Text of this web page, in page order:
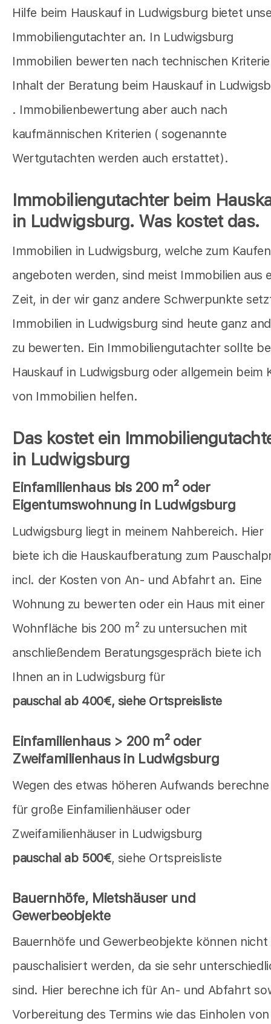
Hilfe beim Hauskauf in Ludwigsburg bietet
Immobiliengutachter an. In Ludwigsburg
Immobilien bewerten nach technischen
Inhalt der Beratung beim Hauskauf in
. Immobilienbewertung aber auch nach
kaufmännischen Kriterien ( sogenannte
Wertgutachten werden auch erstattet).
Immobiliengutachter beim
in Ludwigsburg. Was kostet das.
Immobilien in Ludwigsburg, welche zum Kaufen
angeboten werden, sind meist Immobilien aus
Zeit, in der wir ganz andere Schwerpunkte
Immobilien in Ludwigsburg sind heute ganz
zu bewerten. Ein Immobiliengutachter sollte
Hauskauf in Ludwigsburg oder allgemein beim
von Immobilien helfen.
Das kostet ein
in Ludwigsburg
Einfamilienhaus bis 200 m² oder
Eigentumswohnung in Ludwigsburg
Ludwigsburg liegt in meinem Nahbereich. Hier
biete ich die Hauskaufberatung zum
incl. der Kosten von An- und Abfahrt an. Eine
Wohnung zu bewerten oder ein Haus mit einer
Wohnfläche bis 200 m² zu untersuchen mit
anschließendem Beratungsgespräch biete ich
Ihnen an in Ludwigsburg für
pauschal ab 400€, siehe Ortspreisliste
Einfamilienhaus > 200 m² oder
Zweifamilienhaus in Ludwigsburg
Wegen des etwas höheren Aufwands
für große Einfamilienhäuser oder
Zweifamilienhäuser in Ludwigsburg
pauschal ab 500€, siehe Ortspreisliste
Bauernhöfe, Mietshäuser und
Gewerbeobjekte
Bauernhöfe und Gewerbeobjekte können nicht
pauschalisiert werden, da sie sehr
sind. Hier berechne ich für An- und Abfahrt
Vorbereitung des Termins wie das Einholen von